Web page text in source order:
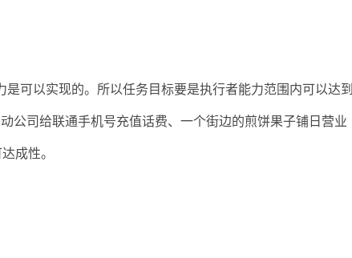
可以实现的。所以任务目标要是执行者能力范围内可以达到
公司给联通手机号充值话费、一个街边的煎饼果子铺日营业
成性。